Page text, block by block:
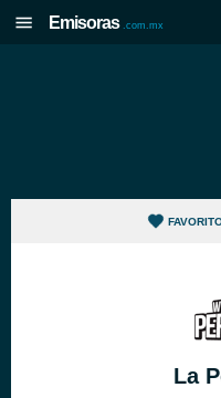
Emisoras .com.mx
La